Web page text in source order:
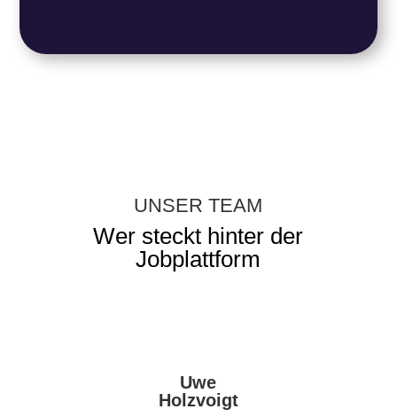
UNSER TEAM
Wer steckt hinter der
Jobplattform
Uwe
Holzvoigt